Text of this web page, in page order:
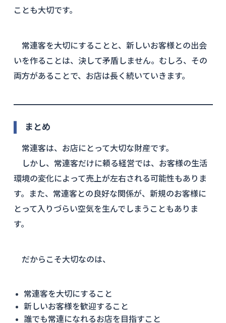
ことも大切です。
常連客を大切にすることと、新しいお客様との出会
いを作ることは、決して矛盾しません。むしろ、その
両方があることで、お店は長く続いていきます。
まとめ
常連客は、お店にとって大切な財産です。
しかし、常連客だけに頼る経営では、お客様の生活
環境の変化によって売上が左右される可能性もありま
す。また、常連客との良好な関係が、新規のお客様に
とって入りづらい空気を生んでしまうこともありま
す。
だからこそ大切なのは、
常連客を大切にすること
新しいお客様を歓迎すること
誰でも常連になれるお店を目指すこと